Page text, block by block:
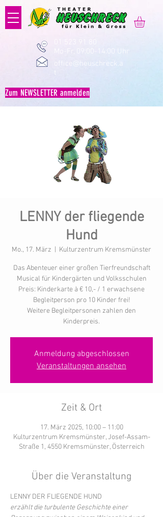
Zum NEWSLETTER anmelden
Mo-Fr, 09:00-14:00 Uhr
office@heuschreck.a
t
LENNY der fliegende
Hund
Mo., 17. März Kulturzentrum Kremsmünster
Das Abenteuer einer großen Tierfreundschaft
Musical für Kindergärten und Volksschulen
Preis: Kinderkarte à € 10,- / 1 erwachsene
Begleitperson pro 10 Kinder frei!
Weitere Begleitpersonen zahlen den
Kinderpreis.
Anmeldung abgeschlossen
Veranstaltungen ansehen
Zeit & Ort
17. März 2025, 10:00 – 11:00
Kulturzentrum Kremsmünster, Josef-Assam-
Straße 1, 4550 Kremsmünster, Österreich
Über die Veranstaltung
LENNY DER FLIEGENDE HUND
erzählt die turbulente Geschichte einer